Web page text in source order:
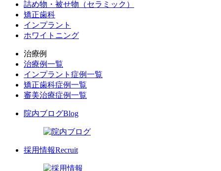
詰め物・被せ物（セラミック）
矯正歯科
インプラント
ホワイトニング
治療例
治療例一覧
インプラント症例一覧
矯正歯科症例一覧
審美治療症例一覧
院内ブログBlog
採用情報Recruit